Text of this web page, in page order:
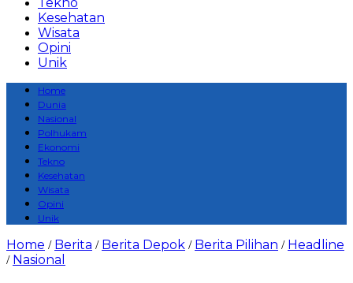
Tekno
Kesehatan
Wisata
Opini
Unik
Home
Dunia
Nasional
Polhukam
Ekonomi
Tekno
Kesehatan
Wisata
Opini
Unik
Home / Berita / Berita Depok / Berita Pilihan / Headline
/ Nasional